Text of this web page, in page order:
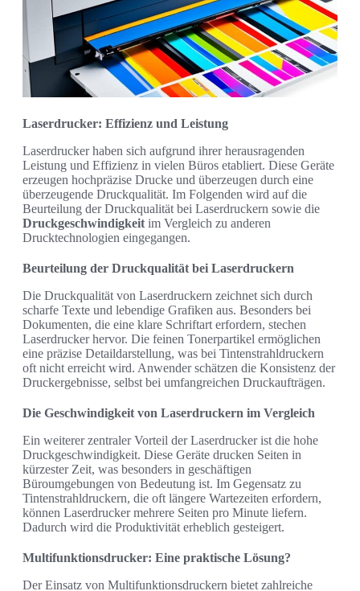
Laserdrucker: Effizienz und Leistung
Laserdrucker haben sich aufgrund ihrer herausragenden
Leistung und Effizienz in vielen Büros etabliert. Diese Geräte
erzeugen hochpräzise Drucke und überzeugen durch eine
überzeugende Druckqualität. Im Folgenden wird auf die
Beurteilung der Druckqualität bei Laserdruckern sowie die
Druckgeschwindigkeit im Vergleich zu anderen
Drucktechnologien eingegangen.
Beurteilung der Druckqualität bei Laserdruckern
Die Druckqualität von Laserdruckern zeichnet sich durch
scharfe Texte und lebendige Grafiken aus. Besonders bei
Dokumenten, die eine klare Schriftart erfordern, stechen
Laserdrucker hervor. Die feinen Tonerpartikel ermöglichen
eine präzise Detaildarstellung, was bei Tintenstrahldruckern
oft nicht erreicht wird. Anwender schätzen die Konsistenz der
Druckergebnisse, selbst bei umfangreichen Druckaufträgen.
Die Geschwindigkeit von Laserdruckern im Vergleich
Ein weiterer zentraler Vorteil der Laserdrucker ist die hohe
Druckgeschwindigkeit. Diese Geräte drucken Seiten in
kürzester Zeit, was besonders in geschäftigen
Büroumgebungen von Bedeutung ist. Im Gegensatz zu
Tintenstrahldruckern, die oft längere Wartezeiten erfordern,
können Laserdrucker mehrere Seiten pro Minute liefern.
Dadurch wird die Produktivität erheblich gesteigert.
Multifunktionsdrucker: Eine praktische Lösung?
Der Einsatz von Multifunktionsdruckern bietet zahlreiche